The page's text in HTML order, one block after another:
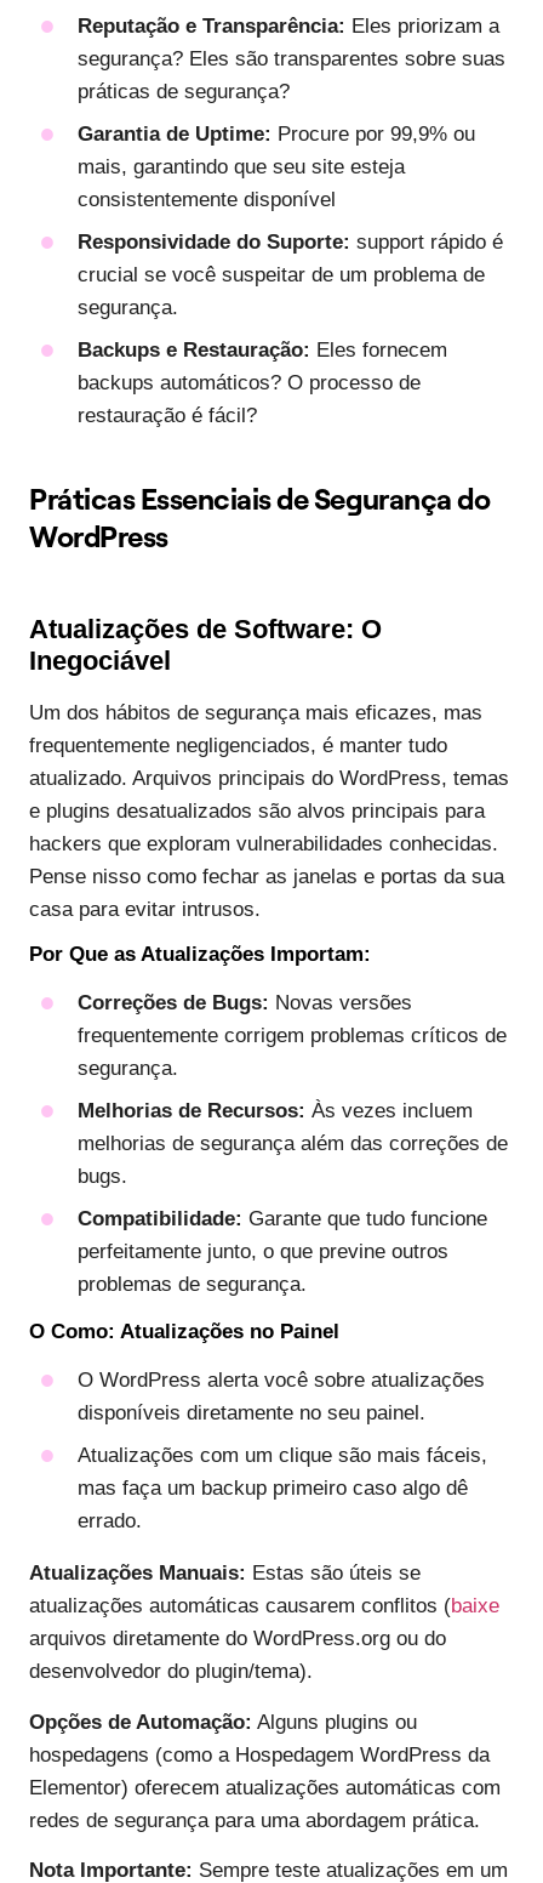
Reputação e Transparência: Eles priorizam a
segurança? Eles são transparentes sobre suas
práticas de segurança?
Garantia de Uptime: Procure por 99,9% ou
mais, garantindo que seu site esteja
consistentemente disponível
Responsividade do Suporte: support rápido é
crucial se você suspeitar de um problema de
segurança.
Backups e Restauração: Eles fornecem
backups automáticos? O processo de
restauração é fácil?
Práticas Essenciais de Segurança do
WordPress
Atualizações de Software: O
Inegociável
Um dos hábitos de segurança mais eficazes, mas
frequentemente negligenciados, é manter tudo
atualizado. Arquivos principais do WordPress, temas
e plugins desatualizados são alvos principais para
hackers que exploram vulnerabilidades conhecidas.
Pense nisso como fechar as janelas e portas da sua
casa para evitar intrusos.
Por Que as Atualizações Importam:
Correções de Bugs: Novas versões
frequentemente corrigem problemas críticos de
segurança.
Melhorias de Recursos: Às vezes incluem
melhorias de segurança além das correções de
bugs.
Compatibilidade: Garante que tudo funcione
perfeitamente junto, o que previne outros
problemas de segurança.
O Como: Atualizações no Painel
O WordPress alerta você sobre atualizações
disponíveis diretamente no seu painel.
Atualizações com um clique são mais fáceis,
mas faça um backup primeiro caso algo dê
errado.
Atualizações Manuais: Estas são úteis se
atualizações automáticas causarem conflitos (baixe
arquivos diretamente do WordPress.org ou do
desenvolvedor do plugin/tema).
Opções de Automação: Alguns plugins ou
hospedagens (como a Hospedagem WordPress da
Elementor) oferecem atualizações automáticas com
redes de segurança para uma abordagem prática.
Nota Importante: Sempre teste atualizações em um